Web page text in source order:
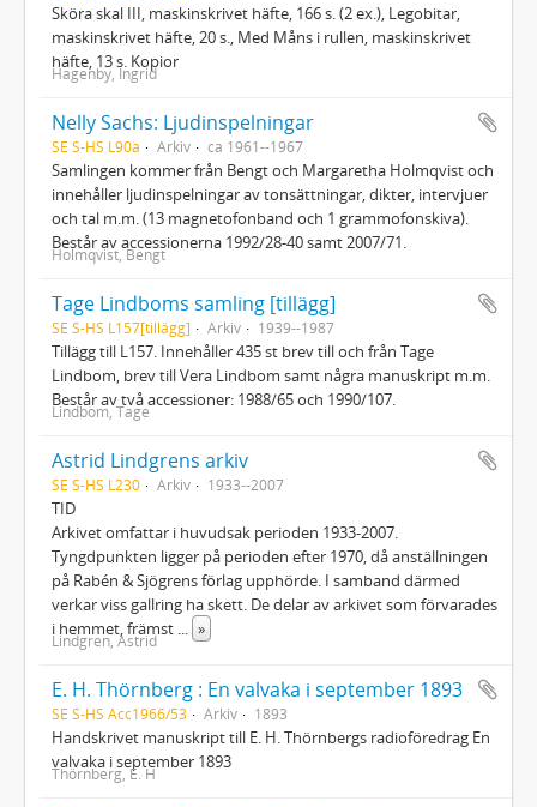
Sköra skal III, maskinskrivet häfte, 166 s. (2 ex.), Legobitar,
maskinskrivet häfte, 20 s., Med Måns i rullen, maskinskrivet
häfte, 13 s. Kopior
Hagenby, Ingrid
Nelly Sachs: Ljudinspelningar
SE S-HS L90a Arkiv ca 1961--1967
Samlingen kommer från Bengt och Margaretha Holmqvist och
innehåller ljudinspelningar av tonsättningar, dikter, intervjuer
och tal m.m. (13 magnetofonband och 1 grammofonskiva).
Består av accessionerna 1992/28-40 samt 2007/71.
Holmqvist, Bengt
Tage Lindboms samling [tillägg]
SE S-HS L157[tillägg] Arkiv 1939--1987
Tillägg till L157. Innehåller 435 st brev till och från Tage
Lindbom, brev till Vera Lindbom samt några manuskript m.m.
Består av två accessioner: 1988/65 och 1990/107.
Lindbom, Tage
Astrid Lindgrens arkiv
SE S-HS L230 Arkiv 1933--2007
TID
Arkivet omfattar i huvudsak perioden 1933-2007.
Tyngdpunkten ligger på perioden efter 1970, då anställningen
på Rabén & Sjögrens förlag upphörde. I samband därmed
verkar viss gallring ha skett. De delar av arkivet som förvarades
i hemmet, främst
»
Lindgren, Astrid
E. H. Thörnberg : En valvaka i september 1893
SE S-HS Acc1966/53 Arkiv 1893
Handskrivet manuskript till E. H. Thörnbergs radioföredrag En
valvaka i september 1893
Thörnberg, E. H